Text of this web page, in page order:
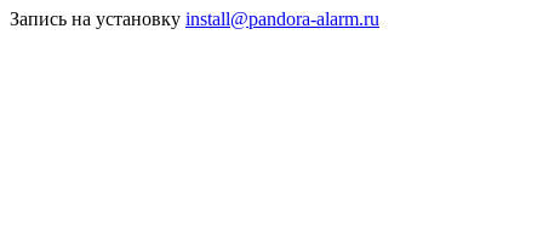
Запись на установку install@pandora-alarm.ru